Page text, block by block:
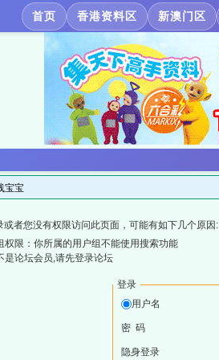
首页 香港资料区 新澳门区
宝宝
或者您没有权限访问此页面，可能有如下几个原因:
权限：你所属的用户组不能使用搜索功能
是论坛会员,请先登录论坛
登录
用户名
密 码
隐身登录